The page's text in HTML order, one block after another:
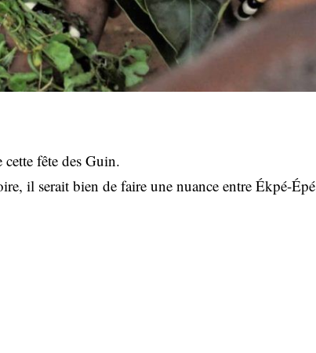
cette fête des Guin.
il serait bien de faire une nuance entre Ékpé-Épé